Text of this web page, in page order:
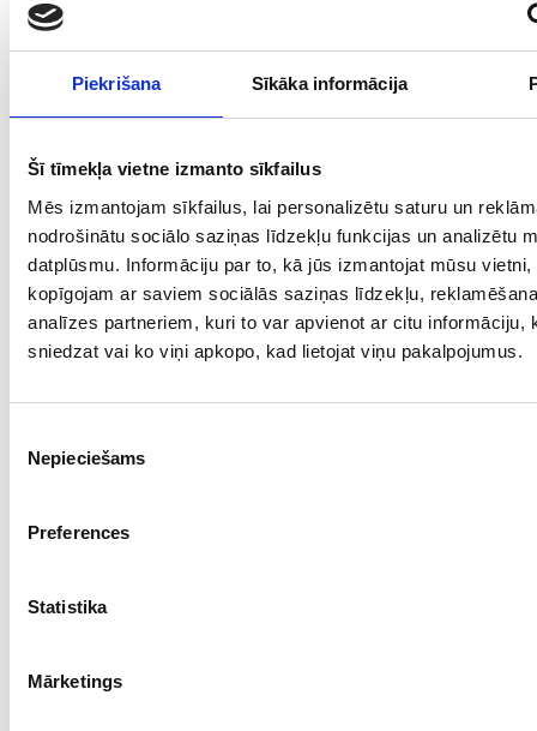
Piekrišana Sīkāka informācija
Šī tīmekļa vietne izmanto sīkfailus
Mēs izmantojam sīkfailus, lai personalizētu saturu un
nodrošinātu sociālo saziņas līdzekļu funkcijas un analizētu
datplūsmu. Informāciju par to, kā jūs izmantojat mūsu
kopīgojam ar saviem sociālās saziņas līdzekļu,
analīzes partneriem, kuri to var apvienot ar citu informāciju,
sniedzat vai ko viņi apkopo, kad lietojat viņu pakalpojumus.
izvēle
Nepieciešams
Preferences
Statistika
Mārketings
Проба: 585, Bес: 3.06
€ 322.00
ДОБАВИТЬ В КОРЗИНУ